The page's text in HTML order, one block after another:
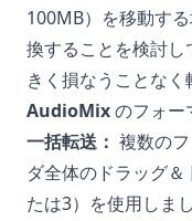
100MB）を移動す
換することを検討
きく損なうことなく
AudioMixのフォー
一括転送： 複数の
ダ全体のドラッグ
たは3）を使用しまし